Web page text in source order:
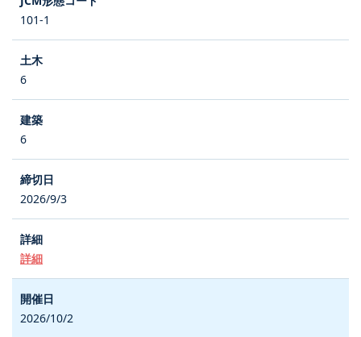
101-1
6
6
2026/9/3
詳細
2026/10/2